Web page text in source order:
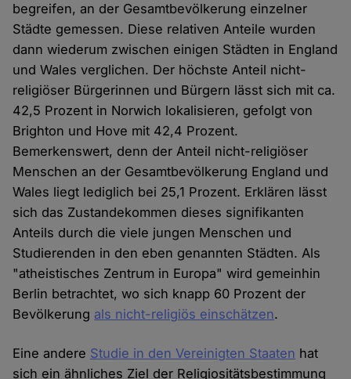
begreifen, an der Gesamtbevölkerung einzelner
Städte gemessen. Diese relativen Anteile wurden
dann wiederum zwischen einigen Städten in England
und Wales verglichen. Der höchste Anteil nicht-
religiöser Bürgerinnen und Bürgern lässt sich mit ca.
42,5 Prozent in Norwich lokalisieren, gefolgt von
Brighton und Hove mit 42,4 Prozent.
Bemerkenswert, denn der Anteil nicht-religiöser
Menschen an der Gesamtbevölkerung England und
Wales liegt lediglich bei 25,1 Prozent. Erklären lässt
sich das Zustandekommen dieses signifikanten
Anteils durch die viele jungen Menschen und
Studierenden in den eben genannten Städten. Als
"atheistisches Zentrum in Europa" wird gemeinhin
Berlin betrachtet, wo sich knapp 60 Prozent der
Bevölkerung als nicht-religiös einschätzen.
Eine andere Studie in den Vereinigten Staaten hat
sich ein ähnliches Ziel der Religiositätsbestimmung